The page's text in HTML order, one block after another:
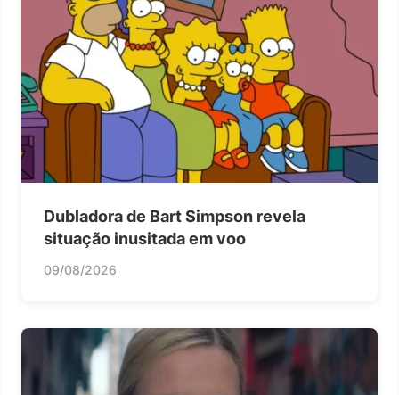
Dubladora de Bart Simpson revela
situação inusitada em voo
09/08/2026